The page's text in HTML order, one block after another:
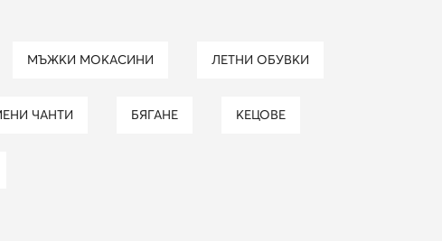
МЪЖКИ МОКАСИНИ ЛЕТНИ ОБУВКИ
ЧАНТИ БЯГАНЕ КЕЦОВЕ